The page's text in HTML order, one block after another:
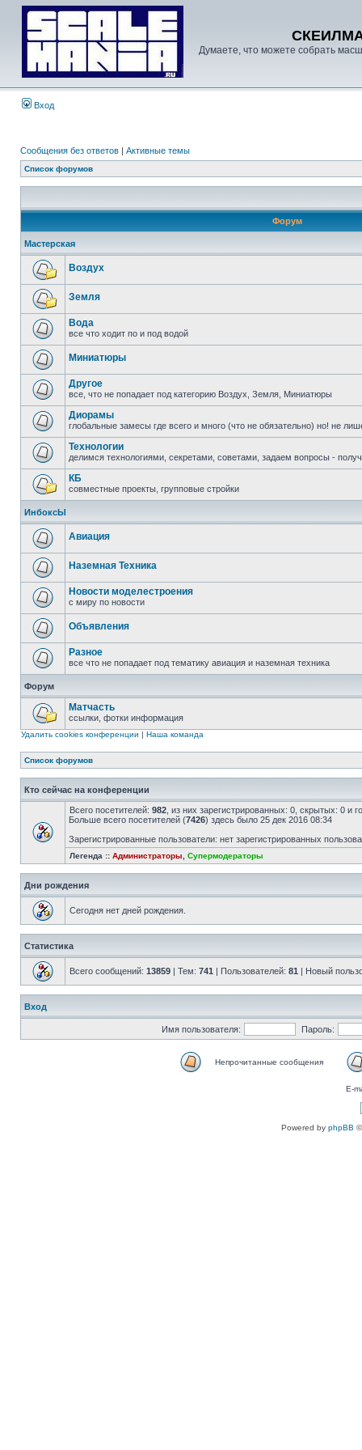
Думаете, что можете собрать
Вход
Сообщения без ответов | Активные темы
Список форумов
Форум
Мастерская
Воздух
Земля
Вода
все что ходит по и под водой
Миниатюры
Другое
все, что не попадает под категорию Воздух, Земля, Миниатюры
Диорамы
глобальные замесы где всего и много (что не обязательно) но! не
Технологии
делимся технологиями, секретами, советами, задаем вопросы -
КБ
совместные проекты, групповые стройки
ИнбоксЫ
Авиация
Наземная Техника
Новости моделестроения
с миру по новости
Объявления
Разное
все что не попадает под тематику авиация и наземная техника
Форум
Матчасть
ссылки, фотки информация
Удалить cookies конференции | Наша команда
Список форумов
Кто сейчас на конференции
Всего посетителей: 982 , из них зарегистрированных: 0, скрытых: 0 и
Больше всего посетителей (7426) здесь было 25 дек 2016 08:34
Зарегистрированные пользователи: нет зарегистрированных
Легенда :: Администраторы Супермодераторы
Дни рождения
Сегодня нет дней рождения.
Статистика
Всего сообщений: 13859 | Тем: 741 | Пользователей: 81 | Новый
Вход
Имя пользователя: Пароль:
Непрочитанные сообщения
E-
Powered by phpBB